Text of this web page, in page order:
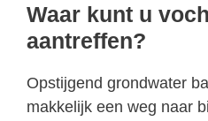
Waar kunt u
aantreffen?
Opstijgend grondwater
makkelijk een weg naar